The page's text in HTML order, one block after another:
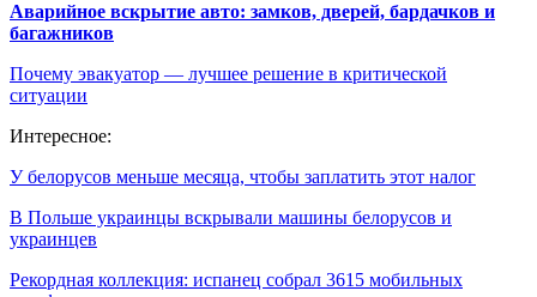
Аварийное вскрытие авто: замков, дверей, бардачков и
багажников
Почему эвакуатор — лучшее решение в критической
ситуации
Интересное:
У белорусов меньше месяца, чтобы заплатить этот налог
В Польше украинцы вскрывали машины белорусов и
украинцев
Рекордная коллекция: испанец собрал 3615 мобильных